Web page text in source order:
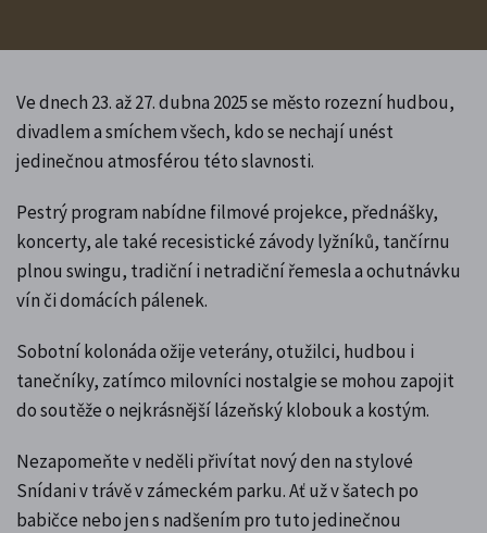
Ve dnech 23. až 27. dubna 2025 se město rozezní hudbou,
divadlem a smíchem všech, kdo se nechají unést
jedinečnou atmosférou této slavnosti.
Pestrý program nabídne filmové projekce, přednášky,
koncerty, ale také recesistické závody lyžníků, tančírnu
plnou swingu, tradiční i netradiční řemesla a ochutnávku
vín či domácích pálenek.
Sobotní kolonáda ožije veterány, otužilci, hudbou i
tanečníky, zatímco milovníci nostalgie se mohou zapojit
do soutěže o nejkrásnější lázeňský klobouk a kostým.
Nezapomeňte v neděli přivítat nový den na stylové
Snídani v trávě v zámeckém parku. Ať už v šatech po
babičce nebo jen s nadšením pro tuto jedinečnou